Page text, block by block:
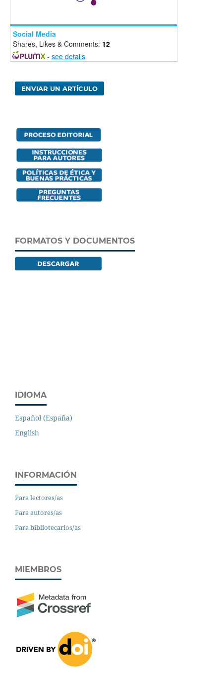
Social Media
Shares, Likes & Comments: 12
- see details
ENVIAR UN ARTÍCULO
FORMATOS Y DOCUMENTOS
IDIOMA
Español (España)
English
INFORMACIÓN
Para lectores/as
Para autores/as
Para bibliotecarios/as
MIEMBROS